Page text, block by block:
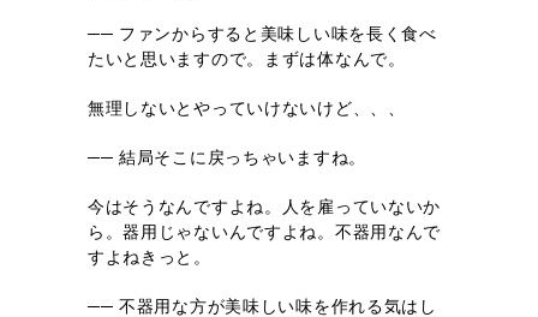
── ファンからすると美味しい味を長く食べ
たいと思いますので。まずは体なんで。
無理しないとやっていけないけど、、、
── 結局そこに戻っちゃいますね。
今はそうなんですよね。人を雇っていないか
ら。器用じゃないんですよね。不器用なんで
すよねきっと。
── 不器用な方が美味しい味を作れる気はし